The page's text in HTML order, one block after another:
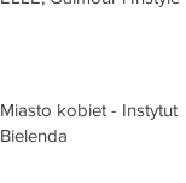
Miasto kobiet - Instytut
Bielenda